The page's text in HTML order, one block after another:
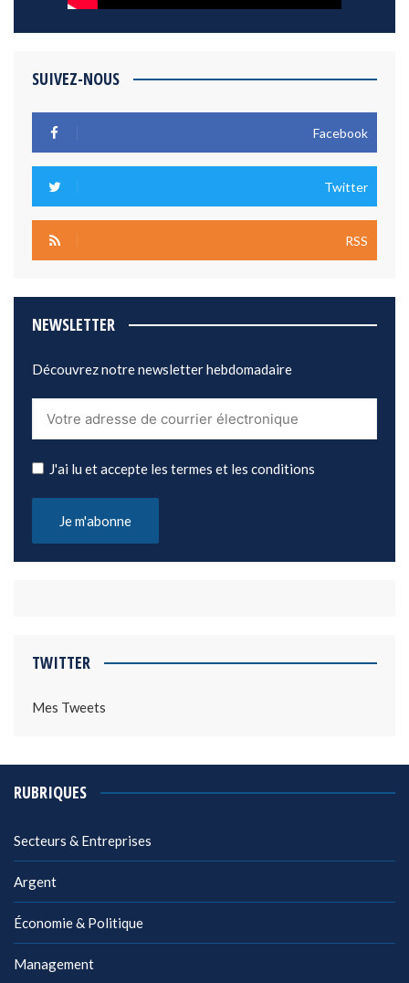
SUIVEZ-NOUS
Facebook
Twitter
RSS
NEWSLETTER
Découvrez notre newsletter hebdomadaire
J'ai lu et accepte les termes et les conditions
TWITTER
Mes Tweets
RUBRIQUES
Secteurs & Entreprises
Argent
Économie & Politique
Management